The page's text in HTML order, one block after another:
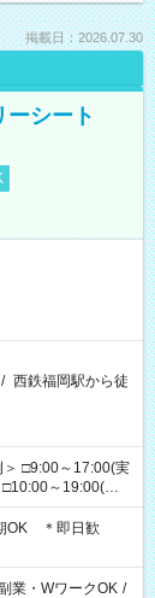
掲載日：2026.07.30
シート
/ 西鉄福岡駅から徒
～19:00(実
□12:00～20:00(実
OK ＊即日歓
業・WワークOK /